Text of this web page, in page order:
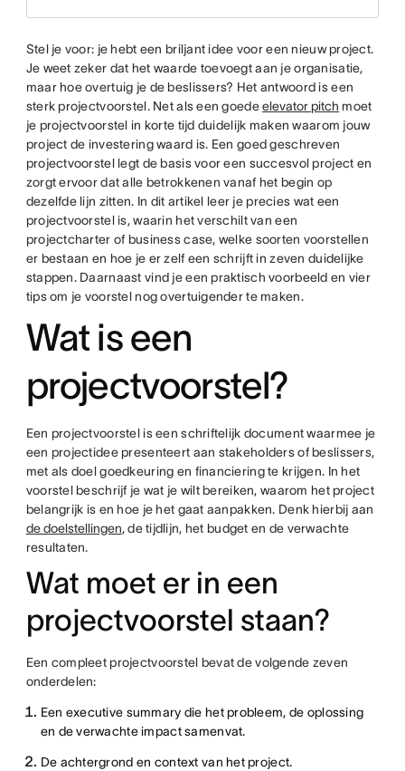
Stel je voor: je hebt een briljant idee voor een nieuw project.
Je weet zeker dat het waarde toevoegt aan je organisatie,
maar hoe overtuig je de beslissers? Het antwoord is een
sterk projectvoorstel. Net als een goedeelevator pitch moet
je projectvoorstel in korte tijd duidelijk maken waarom jouw
project de investering waard is. Een goed geschreven
projectvoorstel legt de basis voor een succesvol project en
zorgt ervoor dat alle betrokkenen vanaf het begin op
dezelfde lijn zitten. In dit artikel leer je precies wat een
projectvoorstel is, waarin het verschilt van een
projectcharter of business case, welke soorten voorstellen
er bestaan en hoe je er zelf een schrijft in zeven duidelijke
stappen. Daarnaast vind je een praktisch voorbeeld en vier
tips om je voorstel nog overtuigender te maken.
Wat is een
projectvoorstel?
Een projectvoorstel is een schriftelijk document waarmee je
een projectidee presenteert aan stakeholders of beslissers,
met als doel goedkeuring en financiering te krijgen. In het
voorstel beschrijf je wat je wilt bereiken, waarom het project
belangrijk is en hoe je het gaat aanpakken. Denk hierbij aan
de doelstellingen, de tijdlijn, het budget en de verwachte
resultaten.
Wat moet er in een
projectvoorstel staan?
Een compleet projectvoorstel bevat de volgende zeven
onderdelen:
Een executive summary die het probleem, de oplossing
en de verwachte impact samenvat.
De achtergrond en context van het project.